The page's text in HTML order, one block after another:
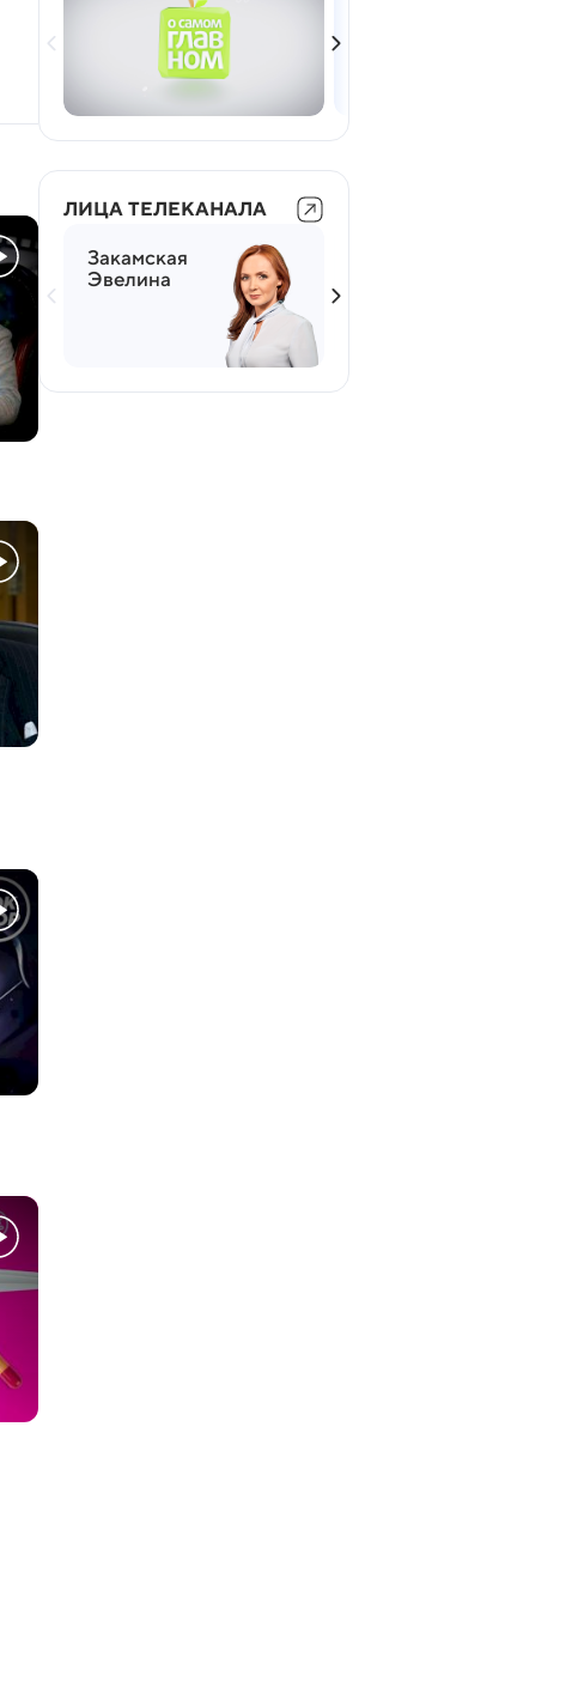
ЛИЦА ТЕЛЕКАНАЛА
Закамская
Эвелина